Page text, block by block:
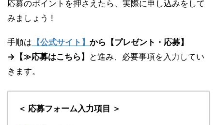
応募のポイントを押さえたら、実際に申し込みをして
みましょう !
手順は 【公式サイト】 から【プレゼント・応募】
→【≫応募はこちら】
と進み、必要事項を入力してい
きます。
＜ 応募フォーム入力項目 ＞